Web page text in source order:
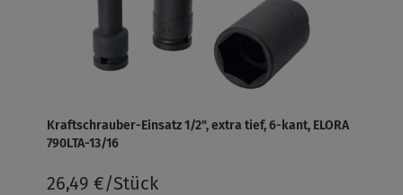
Kraftschrauber-Einsatz 1/2", extra tief, 6-kant, ELORA
790LTA-13/16
26,49 €/Stück